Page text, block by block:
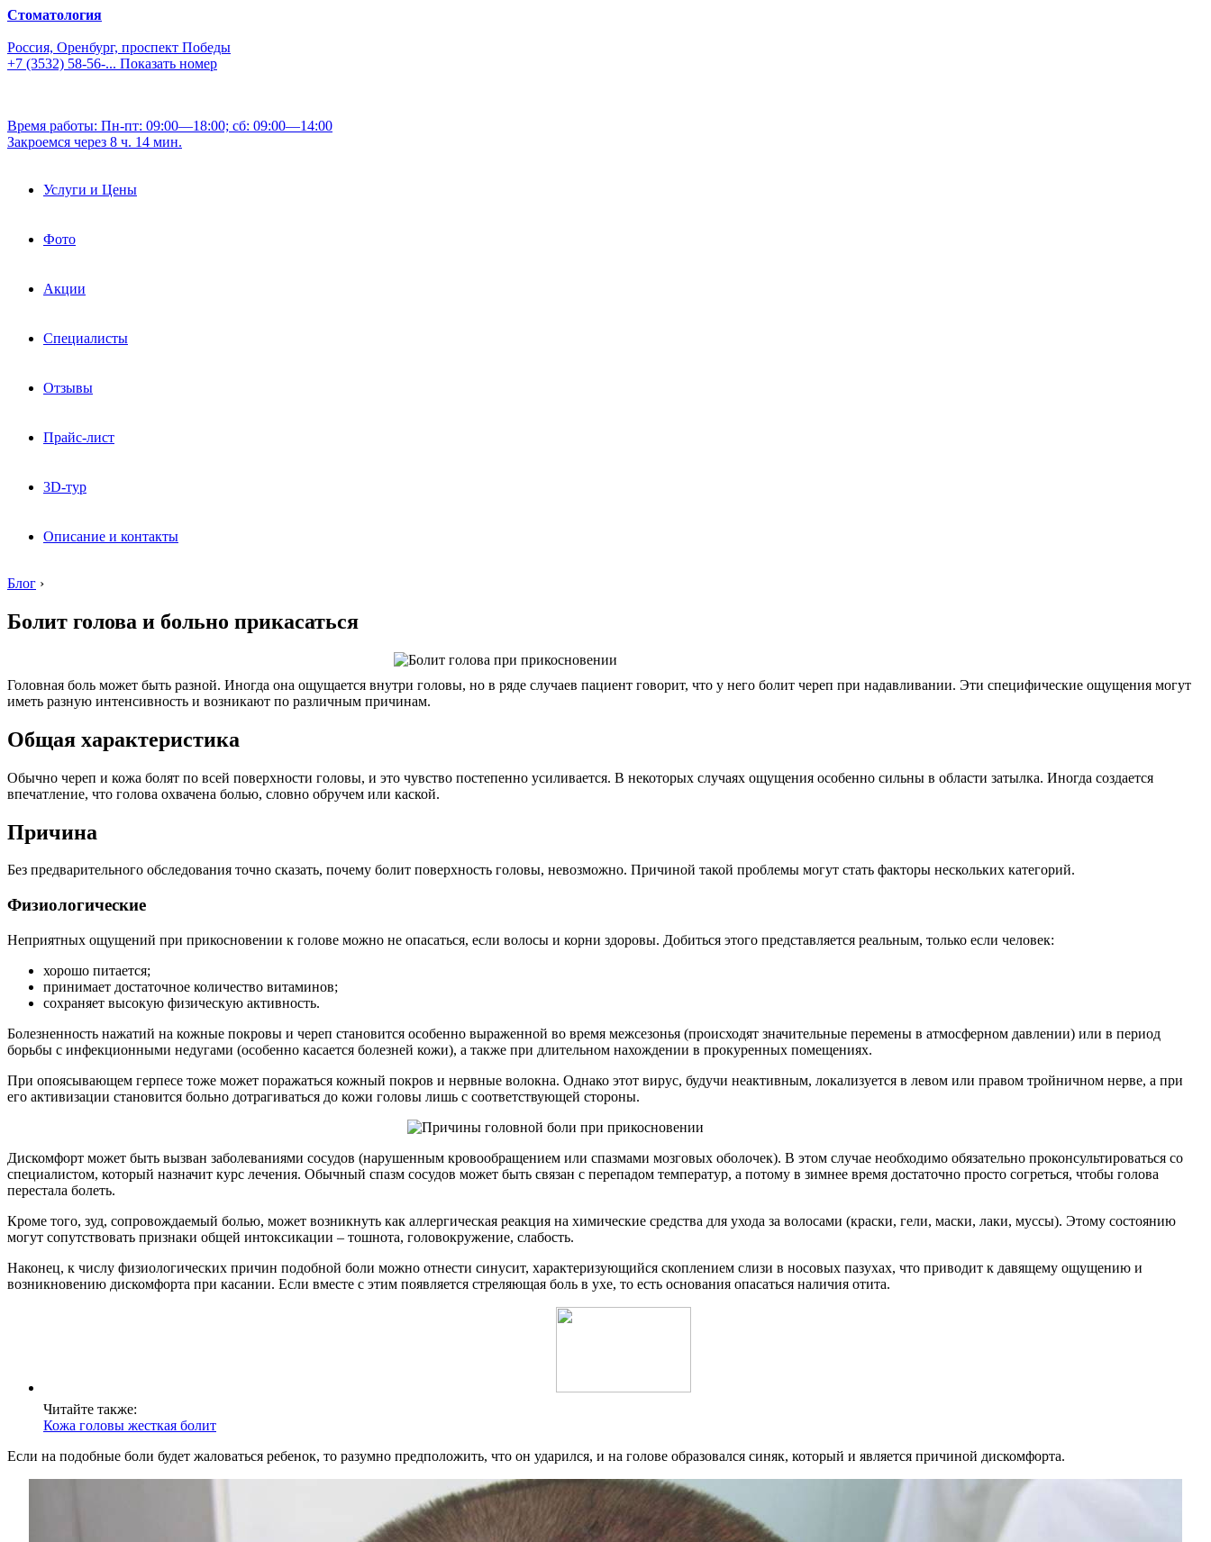
Стоматология
Россия, Оренбург, проспект Победы
+7 (3532) 58-56-... Показать номер
Время работы: Пн-пт: 09:00—18:00; сб: 09:00—14:00
Закроемся через 8 ч. 14 мин.
Услуги и Цены
Фото
Акции
Специалисты
Отзывы
Прайс-лист
3D-тур
Описание и контакты
Блог ›
Болит голова и больно прикасаться
Головная боль может быть разной. Иногда она ощущается внутри головы, но в ряде случаев пациент говорит, что у него болит череп при надавливании. Эти специфические ощущения могут
иметь разную интенсивность и возникают по различным причинам.
Общая характеристика
Обычно череп и кожа болят по всей поверхности головы, и это чувство постепенно усиливается. В некоторых случаях ощущения особенно сильны в области затылка. Иногда создается
впечатление, что голова охвачена болью, словно обручем или каской.
Причина
Без предварительного обследования точно сказать, почему болит поверхность головы, невозможно. Причиной такой проблемы могут стать факторы нескольких категорий.
Физиологические
Неприятных ощущений при прикосновении к голове можно не опасаться, если волосы и корни здоровы. Добиться этого представляется реальным, только если человек:
хорошо питается;
принимает достаточное количество витаминов;
сохраняет высокую физическую активность.
Болезненность нажатий на кожные покровы и череп становится особенно выраженной во время межсезонья (происходят значительные перемены в атмосферном давлении) или в период
борьбы с инфекционными недугами (особенно касается болезней кожи), а также при длительном нахождении в прокуренных помещениях.
При опоясывающем герпесе тоже может поражаться кожный покров и нервные волокна. Однако этот вирус, будучи неактивным, локализуется в левом или правом тройничном нерве, а при
его активизации становится больно дотрагиваться до кожи головы лишь с соответствующей стороны.
Дискомфорт может быть вызван заболеваниями сосудов (нарушенным кровообращением или спазмами мозговых оболочек). В этом случае необходимо обязательно проконсультироваться со
специалистом, который назначит курс лечения. Обычный спазм сосудов может быть связан с перепадом температур, а потому в зимнее время достаточно просто согреться, чтобы голова
перестала болеть.
Кроме того, зуд, сопровождаемый болью, может возникнуть как аллергическая реакция на химические средства для ухода за волосами (краски, гели, маски, лаки, муссы). Этому состоянию
могут сопутствовать признаки общей интоксикации – тошнота, головокружение, слабость.
Наконец, к числу физиологических причин подобной боли можно отнести синусит, характеризующийся скоплением слизи в носовых пазухах, что приводит к давящему ощущению и
возникновению дискомфорта при касании. Если вместе с этим появляется стреляющая боль в ухе, то есть основания опасаться наличия отита.
Читайте также:
Кожа головы жесткая болит
Если на подобные боли будет жаловаться ребенок, то разумно предположить, что он ударился, и на голове образовался синяк, который и является причиной дискомфорта.